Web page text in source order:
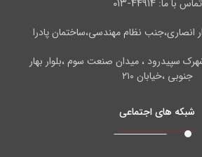
تماس با ما:
انصاری،جنب نظام مهندسی،ساختمان پادرا
سپیدرود ، میدان صنعت سوم ،بلوار بهار
جنوبی ،خیابان ۲۱۰
شبکه های اجتماعی